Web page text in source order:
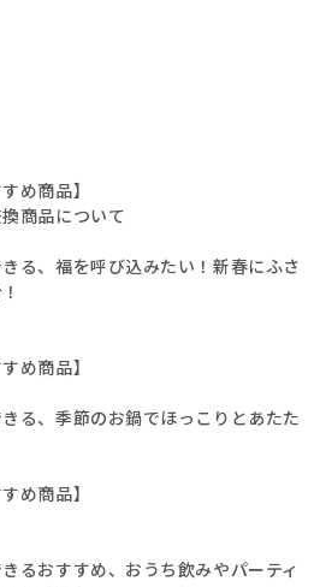
め商品】
商品について
る、福を呼び込みたい！新春にふさ
め商品】
る、季節のお鍋でほっこりとあたた
め商品】
るおすすめ、おうち飲みやパーティ